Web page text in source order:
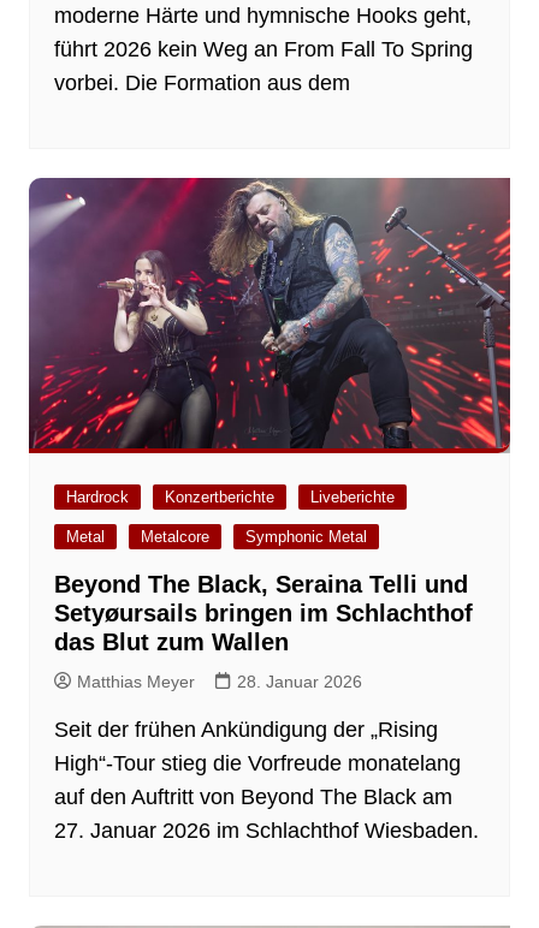
moderne Härte und hymnische Hooks geht,
führt 2026 kein Weg an From Fall To Spring
vorbei. Die Formation aus dem
Hardrock Konzertberichte Liveberichte
Metal Metalcore Symphonic Metal
Beyond The Black, Seraina Telli und
Setyøursails bringen im Schlachthof
das Blut zum Wallen
Matthias Meyer 28. Januar 2026
Seit der frühen Ankündigung der „Rising
High“-Tour stieg die Vorfreude monatelang
auf den Auftritt von Beyond The Black am
27. Januar 2026 im Schlachthof Wiesbaden.